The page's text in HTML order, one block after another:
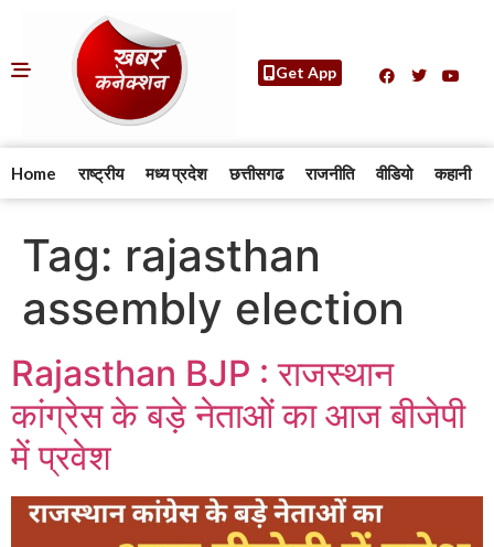
Get App
Home राष्ट्रीय मध्य प्रदेश छत्तीसगढ राजनीति वीडियो कहानी
Tag: rajasthan
assembly election
Rajasthan BJP : राजस्थान
कांग्रेस के बड़े नेताओं का आज बीजेपी
में प्रवेश